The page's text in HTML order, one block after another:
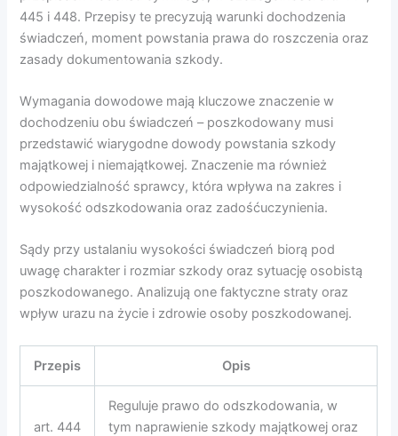
445 i 448. Przepisy te precyzują warunki dochodzenia
świadczeń, moment powstania prawa do roszczenia oraz
zasady dokumentowania szkody.
Wymagania dowodowe mają kluczowe znaczenie w
dochodzeniu obu świadczeń – poszkodowany musi
przedstawić wiarygodne dowody powstania szkody
majątkowej i niemajątkowej. Znaczenie ma również
odpowiedzialność sprawcy, która wpływa na zakres i
wysokość odszkodowania oraz zadośćuczynienia.
Sądy przy ustalaniu wysokości świadczeń biorą pod
uwagę charakter i rozmiar szkody oraz sytuację osobistą
poszkodowanego. Analizują one faktyczne straty oraz
wpływ urazu na życie i zdrowie osoby poszkodowanej.
Przepis Opis
art. 444
Reguluje prawo do odszkodowania, w
tym naprawienie szkody majątkowej oraz